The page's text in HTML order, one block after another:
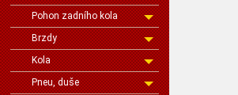
Pohon zadního kola
Brzdy
Kola
Pneu, duše